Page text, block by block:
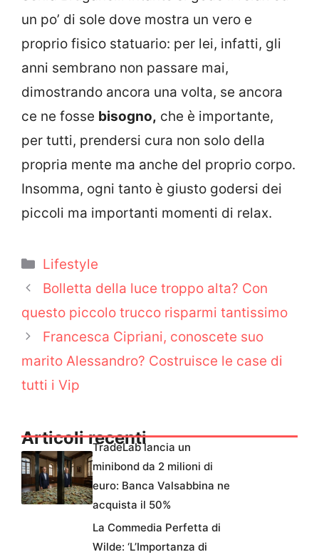
un po’ di sole dove mostra un vero e
proprio fisico statuario: per lei, infatti, gli
anni sembrano non passare mai,
dimostrando ancora una volta, se ancora
ce ne fosse bisogno, che è importante,
per tutti, prendersi cura non solo della
propria mente ma anche del proprio corpo.
Insomma, ogni tanto è giusto godersi dei
piccoli ma importanti momenti di relax.
Categorie
Lifestyle
Bolletta della luce troppo alta? Con
questo piccolo trucco risparmi tantissimo
Francesca Cipriani, conoscete suo
marito Alessandro? Costruisce le case di
tutti i Vip
Articoli recenti
TradeLab lancia un
minibond da 2 milioni di
euro: Banca Valsabbina ne
acquista il 50%
La Commedia Perfetta di
Wilde: ‘L’Importanza di